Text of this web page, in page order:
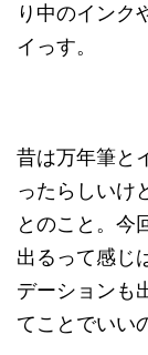
り中のインク
イっす。
昔は万年筆と
ったらしいけ
とのこと。今
出るって感じ
デーションも
てことでいい